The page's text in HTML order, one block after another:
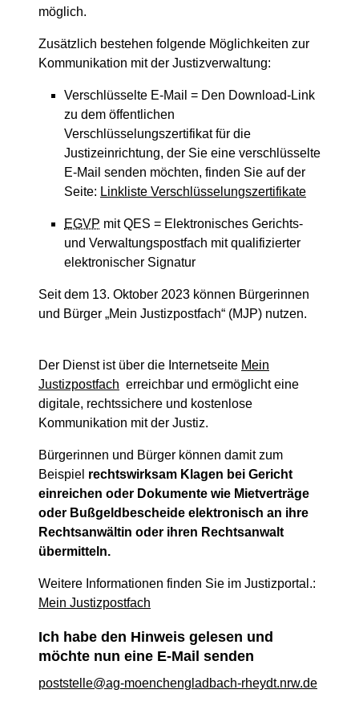
möglich.
Zusätzlich bestehen folgende Möglichkeiten zur
Kommunikation mit der Justizverwaltung:
Verschlüsselte E-Mail = Den Download-Link
zu dem öffentlichen
Verschlüsselungszertifikat für die
Justizeinrichtung, der Sie eine verschlüsselte
E-Mail senden möchten, finden Sie auf der
Seite: Linkliste Verschlüsselungszertifikate
EGVP mit QES = Elektronisches Gerichts-
und Verwaltungspostfach mit qualifizierter
elektronischer Signatur
Seit dem 13. Oktober 2023 können Bürgerinnen
und Bürger „Mein Justizpostfach“ (MJP) nutzen.
Der Dienst ist über die Internetseite Mein
Justizpostfach erreichbar und ermöglicht eine
digitale, rechtssichere und kostenlose
Kommunikation mit der Justiz.
Bürgerinnen und Bürger können damit zum
Beispiel rechtswirksam Klagen bei Gericht
einreichen oder Dokumente wie Mietverträge
oder Bußgeldbescheide elektronisch an ihre
Rechtsanwältin oder ihren Rechtsanwalt
übermitteln.
Weitere Informationen finden Sie im Justizportal.:
Mein Justizpostfach
Ich habe den Hinweis gelesen und
möchte nun eine E-Mail senden
poststelle@ag-moenchengladbach-rheydt.nrw.de